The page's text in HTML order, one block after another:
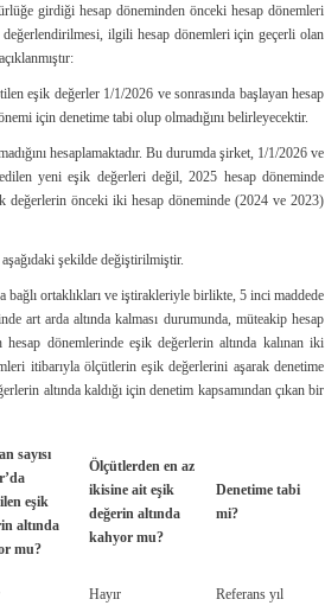
girdiği hesap döneminden önceki hesap dönemleri
değerlendirilmesi, ilgili hesap dönemleri için geçerli olan
eşik değerler 1/1/2026 ve sonrasında başlayan hesap
için denetime tabi olup olmadığını belirleyecektir.
hesaplamaktadır. Bu durumda şirket, 1/1/2026 ve
yeni eşik değerleri değil, 2025 hesap döneminde
değerlerin önceki iki hesap döneminde (2024 ve 2023)
şekilde değiştirilmiştir.
bağlı ortaklıkları ve iştirakleriyle birlikte, 5 inci maddede
art arda altında kalması durumunda, müteakip hesap
dönemlerinde eşik değerlerin altında kalınan iki
itibarıyla ölçütlerin eşik değerlerini aşarak denetime
altında kaldığı için denetim kapsamından çıkan bir
sayısı
eşik
altında
mu?
Ölçütlerden en az
ikisine ait eşik
değerin altında
kahyor mu?
Denetime tabi
mi?
Hayır Referans yıl